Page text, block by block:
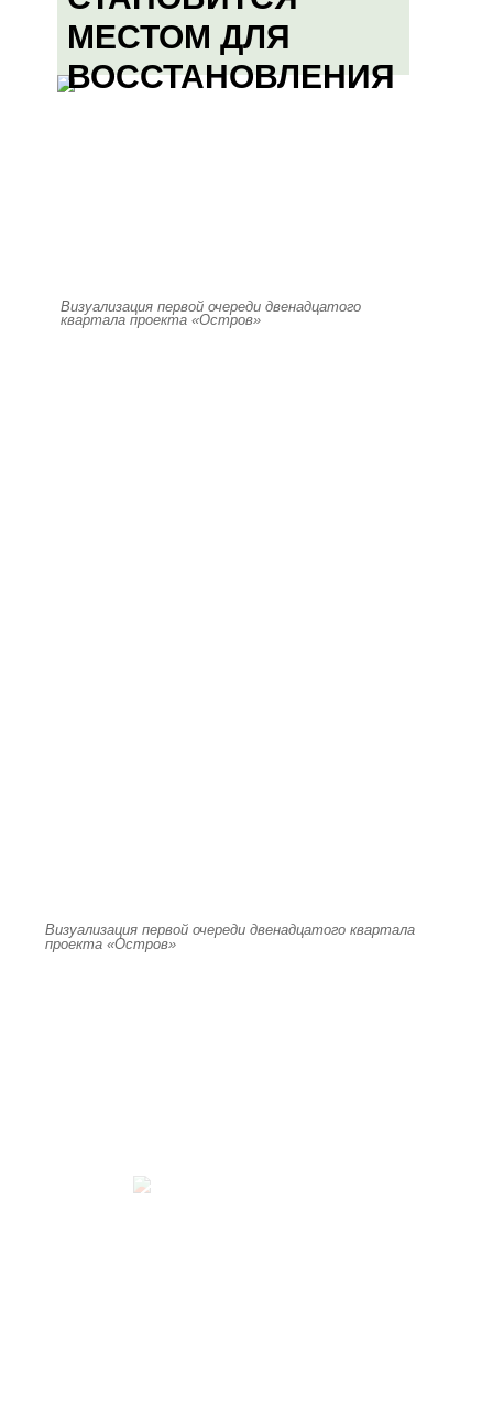
МЕСТОМ ДЛЯ
ВОССТАНОВЛЕНИЯ
Визуализация первой очереди двенадцатого
квартала проекта «Остров»
Визуализация первой очереди двенадцатого квартала
проекта «Остров»